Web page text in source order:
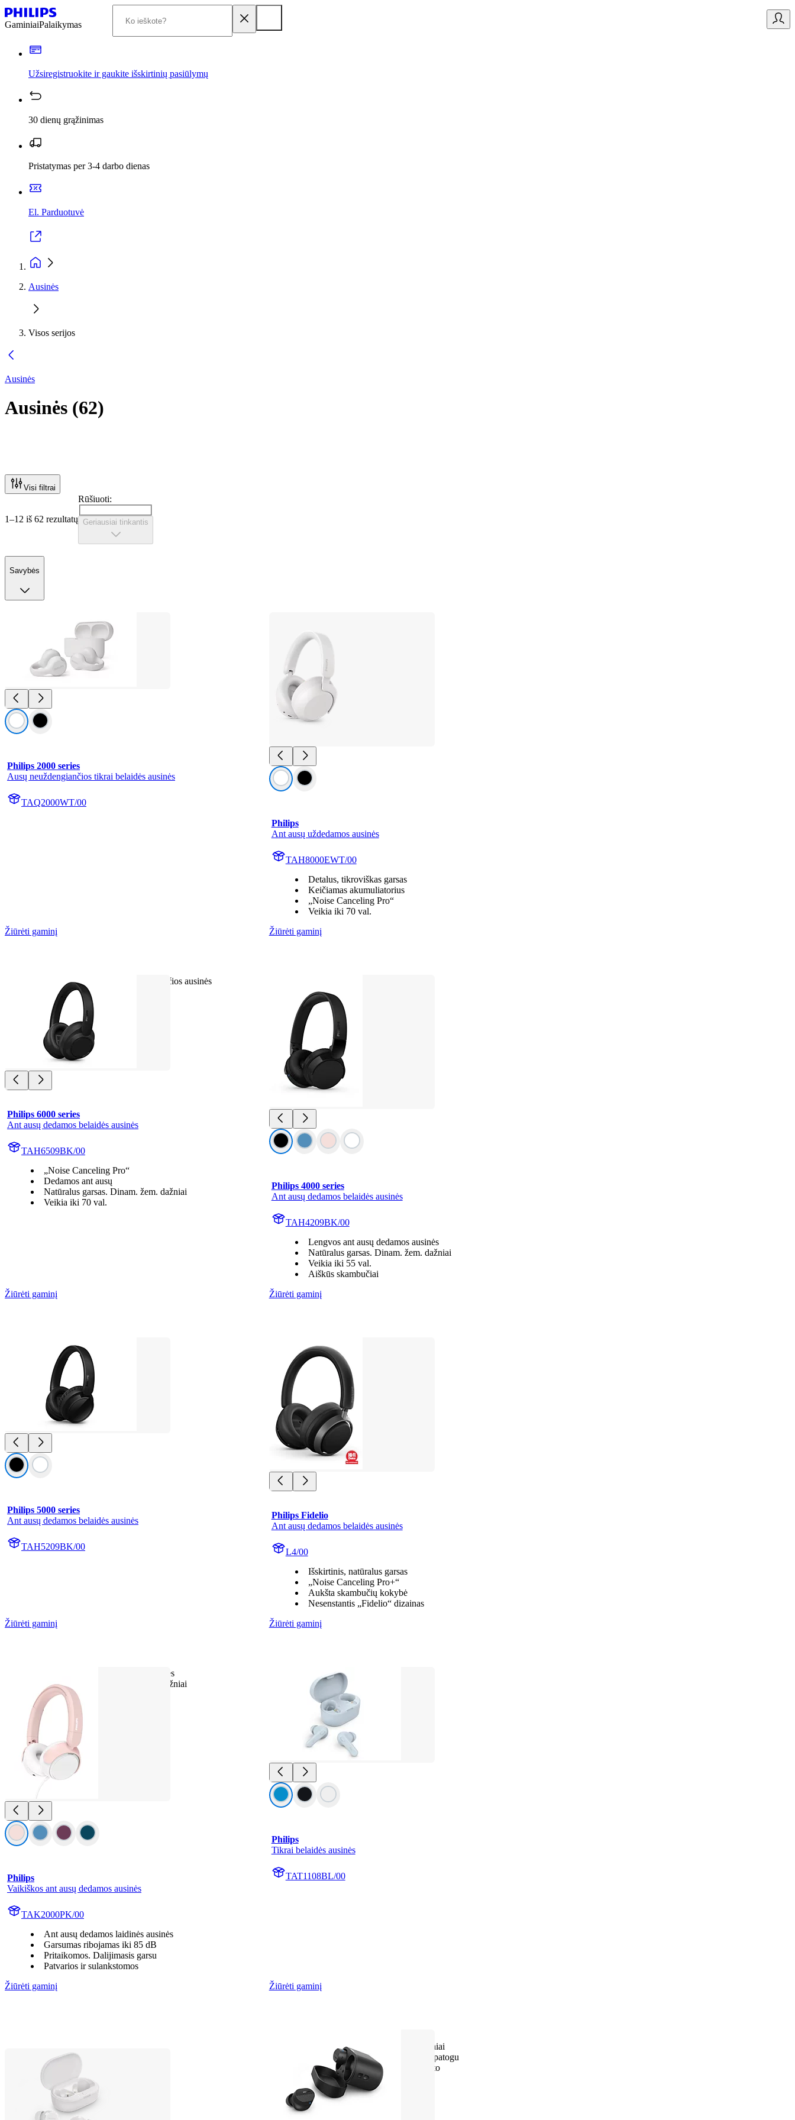
GaminiaiPalaikymas
Užsiregistruokite ir gaukite išskirtinių pasiūlymų
30 dienų grąžinimas
Pristatymas per 3-4 darbo dienas
El. Parduotuvė
Ausinės
Visos serijos
Ausinės
Ausinės (62)
Visi filtrai
1–12 iš 62 rezultatų
Rūšiuoti:
Geriausiai tinkantis
Savybės
Philips 2000 series
Ausų neuždengiančios tikrai belaidės ausinės
TAQ2000WT/00
Tikrai belaidės ausų neuždengiančios ausinės
Su tvirtinimu ant ausies
Veikia iki 28 val.
„Bluetooth“ daugiataškis ryšys
Žiūrėti gaminį
Philips
Ant ausų uždedamos ausinės
TAH8000EWT/00
Detalus, tikroviškas garsas
Keičiamas akumuliatorius
„Noise Canceling Pro“
Veikia iki 70 val.
Žiūrėti gaminį
Philips 6000 series
Ant ausų dedamos belaidės ausinės
TAH6509BK/00
„Noise Canceling Pro“
Dedamos ant ausų
Natūralus garsas. Dinam. žem. dažniai
Veikia iki 70 val.
Žiūrėti gaminį
Philips 4000 series
Ant ausų dedamos belaidės ausinės
TAH4209BK/00
Lengvos ant ausų dedamos ausinės
Natūralus garsas. Dinam. žem. dažniai
Veikia iki 55 val.
Aiškūs skambučiai
Žiūrėti gaminį
Philips 5000 series
Ant ausų dedamos belaidės ausinės
TAH5209BK/00
Lengvos ant ausų dedamos ausinės
Natūralus garsas. Dinam. žem. dažniai
Veikia iki 65 val.
Aiškūs skambučiai
Žiūrėti gaminį
Philips Fidelio
Ant ausų dedamos belaidės ausinės
L4/00
Išskirtinis, natūralus garsas
„Noise Canceling Pro+“
Aukšta skambučių kokybė
Nesenstantis „Fidelio“ dizainas
Žiūrėti gaminį
Philips
Vaikiškos ant ausų dedamos ausinės
TAK2000PK/00
Ant ausų dedamos laidinės ausinės
Garsumas ribojamas iki 85 dB
Pritaikomos. Dalijimasis garsu
Patvarios ir sulankstomos
Žiūrėti gaminį
Philips
Tikrai belaidės ausinės
TAT1108BL/00
6 mm garsiak. – galingi žem. dažniai
Ergonomiškas dizainas, kad būtų patogu
IPX4 apsauga nuo purslų / prakaito
Žiūrėti gaminį